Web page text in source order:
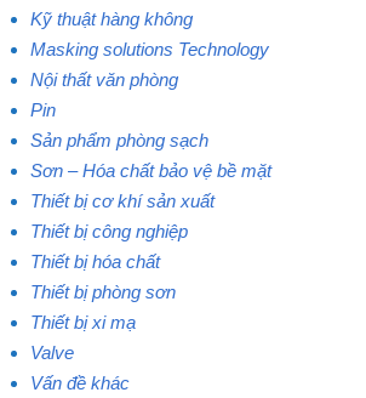
Kỹ thuật hàng không
Masking solutions Technology
Nội thất văn phòng
Pin
Sản phẩm phòng sạch
Sơn – Hóa chất bảo vệ bề mặt
Thiết bị cơ khí sản xuất
Thiết bị công nghiệp
Thiết bị hóa chất
Thiết bị phòng sơn
Thiết bị xi mạ
Valve
Vấn đề khác